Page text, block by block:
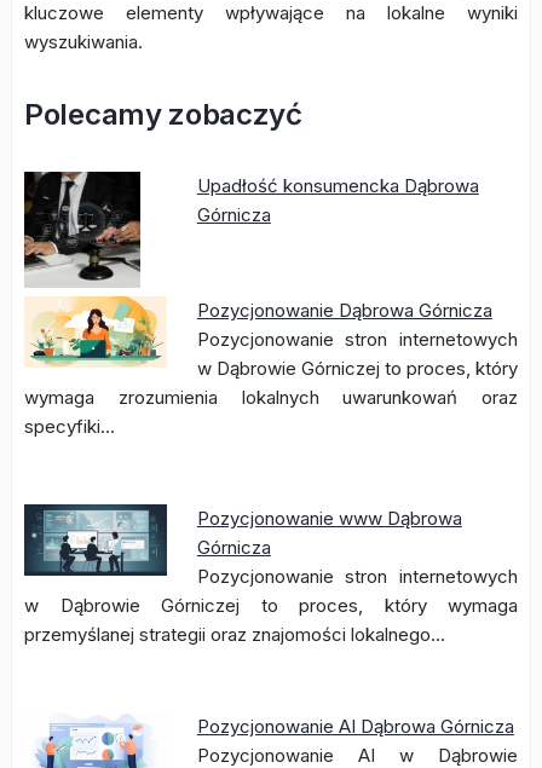
kluczowe elementy wpływające na lokalne wyniki
wyszukiwania.
Polecamy zobaczyć
Upadłość konsumencka Dąbrowa
Górnicza
Pozycjonowanie Dąbrowa Górnicza
Pozycjonowanie stron internetowych
w Dąbrowie Górniczej to proces, który
wymaga zrozumienia lokalnych uwarunkowań oraz
specyfiki…
Pozycjonowanie www Dąbrowa
Górnicza
Pozycjonowanie stron internetowych
w Dąbrowie Górniczej to proces, który wymaga
przemyślanej strategii oraz znajomości lokalnego…
Pozycjonowanie AI Dąbrowa Górnicza
Pozycjonowanie AI w Dąbrowie